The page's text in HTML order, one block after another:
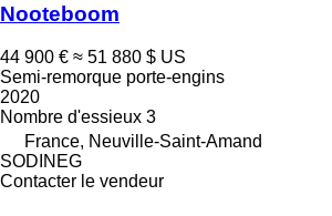
Nooteboom
44 900 € ≈ 51 880 $ US
Semi-remorque porte-engins
2020
Nombre d'essieux 3
France, Neuville-Saint-Amand
SODINEG
Contacter le vendeur